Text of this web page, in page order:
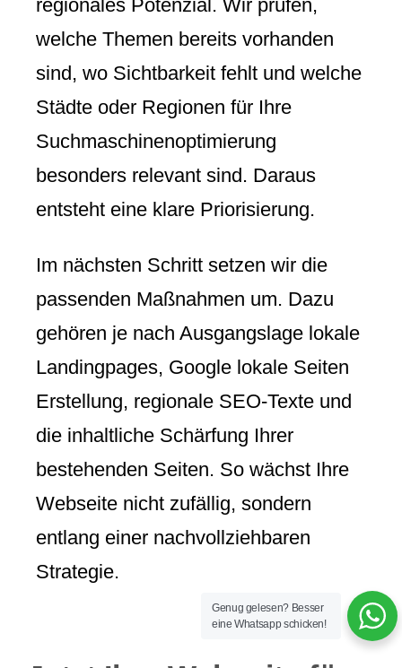
regionales Potenzial. Wir prüfen,
welche Themen bereits vorhanden
sind, wo Sichtbarkeit fehlt und welche
Städte oder Regionen für Ihre
Suchmaschinenoptimierung
besonders relevant sind. Daraus
entsteht eine klare Priorisierung.
Im nächsten Schritt setzen wir die
passenden Maßnahmen um. Dazu
gehören je nach Ausgangslage lokale
Landingpages, Google lokale Seiten
Erstellung, regionale SEO-Texte und
die inhaltliche Schärfung Ihrer
bestehenden Seiten. So wächst Ihre
Webseite nicht zufällig, sondern
entlang einer nachvollziehbaren
Strategie.
Genug gelesen? Besser
eine Whatsapp schicken!